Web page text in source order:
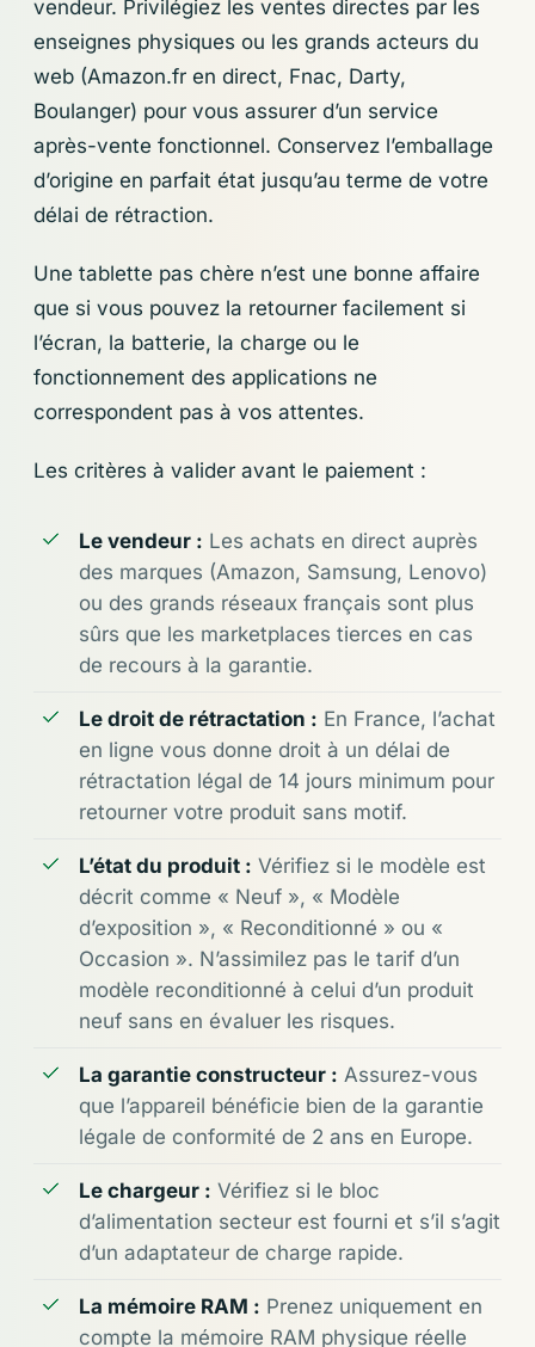
vendeur. Privilégiez les ventes directes par les
enseignes physiques ou les grands acteurs du
web (Amazon.fr en direct, Fnac, Darty,
Boulanger) pour vous assurer d’un service
après-vente fonctionnel. Conservez l’emballage
d’origine en parfait état jusqu’au terme de votre
délai de rétraction.
Une tablette pas chère n’est une bonne affaire
que si vous pouvez la retourner facilement si
l’écran, la batterie, la charge ou le
fonctionnement des applications ne
correspondent pas à vos attentes.
Les critères à valider avant le paiement :
Le vendeur : Les achats en direct auprès
des marques (Amazon, Samsung, Lenovo)
ou des grands réseaux français sont plus
sûrs que les marketplaces tierces en cas
de recours à la garantie.
Le droit de rétractation : En France, l’achat
en ligne vous donne droit à un délai de
rétractation légal de 14 jours minimum pour
retourner votre produit sans motif.
L’état du produit : Vérifiez si le modèle est
décrit comme « Neuf », « Modèle
d’exposition », « Reconditionné » ou «
Occasion ». N’assimilez pas le tarif d’un
modèle reconditionné à celui d’un produit
neuf sans en évaluer les risques.
La garantie constructeur : Assurez-vous
que l’appareil bénéficie bien de la garantie
légale de conformité de 2 ans en Europe.
Le chargeur : Vérifiez si le bloc
d’alimentation secteur est fourni et s’il s’agit
d’un adaptateur de charge rapide.
La mémoire RAM : Prenez uniquement en
compte la mémoire RAM physique réelle